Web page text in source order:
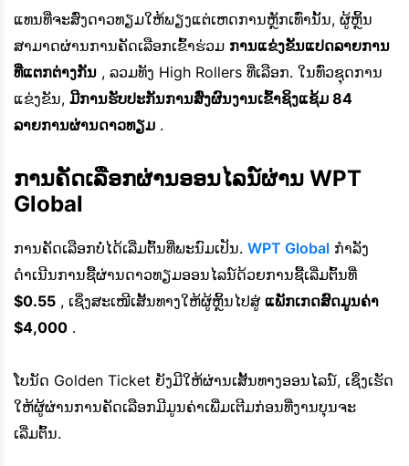
ແທນທີ່ຈະສົ່ງດາວທຽມໃຫ້ພຽງແຕ່ເຫດການຫຼັກເທົ່ານັ້ນ, ຜູ້ຫຼິ້ນ
ສາມາດຜ່ານການຄັດເລືອກເຂົ້າຮ່ວມ ການແຂ່ງຂັນແປດລາຍການ
ທີ່ແຕກຕ່າງກັນ , ລວມທັງ High Rollers ທີ່ເລືອກ. ໃນທົ່ວຊຸດການ
ແຂ່ງຂັນ, ມີການຮັບປະກັນການສົ່ງຜົນງານເຂົ້າຊິງແຊ້ມ 84
ລາຍການຜ່ານດາວທຽມ .
ການຄັດເລືອກຜ່ານອອນໄລນ໌ຜ່ານ WPT
Global
ການຄັດເລືອກບໍ່ໄດ້ເລີ່ມຕົ້ນທີ່ພະນົມເປັນ. WPT Global ກຳລັງ
ດຳເນີນການຊື້ຜ່ານດາວທຽມອອນໄລນ໌ດ້ວຍການຊື້ເລີ່ມຕົ້ນທີ່
$0.55 , ເຊິ່ງສະເໜີເສັ້ນທາງໃຫ້ຜູ້ຫຼິ້ນໄປສູ່ ແພັກເກດສົດມູນຄ່າ
$4,000 .
ໂບນັດ Golden Ticket ຍັງມີໃຫ້ຜ່ານເສັ້ນທາງອອນໄລນ໌, ເຊິ່ງເຮັດ
ໃຫ້ຜູ້ຜ່ານການຄັດເລືອກມີມູນຄ່າເພີ່ມເຕີມກ່ອນທີ່ງານບຸນຈະ
ເລີ່ມຕົ້ນ.